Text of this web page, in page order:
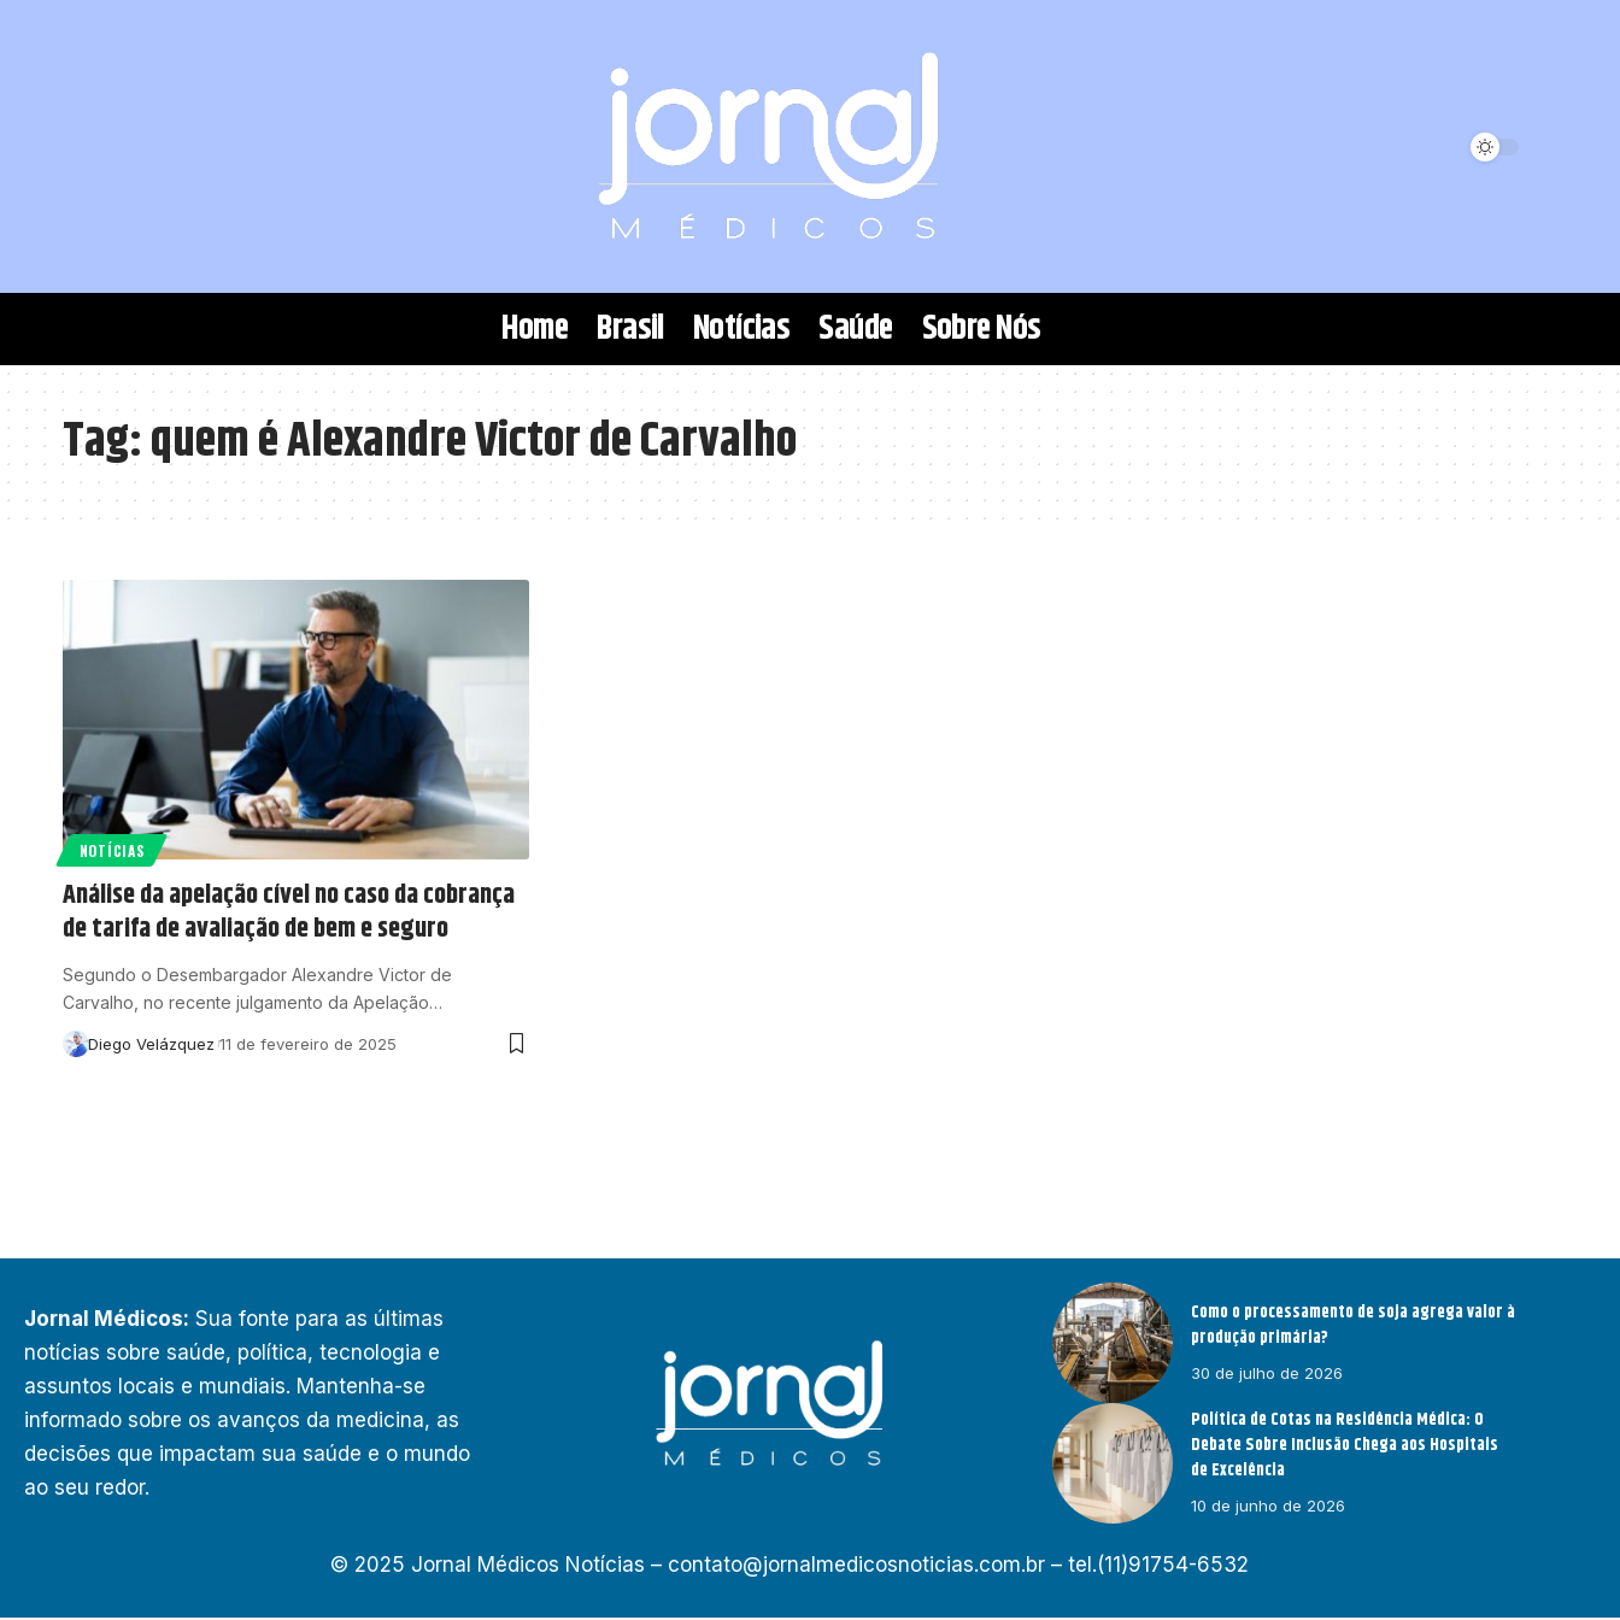
Home Brasil Notícias Saúde Sobre Nós
Tag:quem é Alexandre Victor de Carvalho
NOTÍCIAS
Análise da apelação cível no caso da cobrança
de tarifa de avaliação de bem e seguro
Segundo o Desembargador Alexandre Victor de
Carvalho, no recente julgamento da Apelação…
Diego Velázquez 11 de fevereiro de 2025
Jornal Médicos: Sua fonte para as últimas
notícias sobre saúde, política, tecnologia e
assuntos locais e mundiais. Mantenha-se
informado sobre os avanços da medicina, as
decisões que impactam sua saúde e o mundo
ao seu redor.
Como o processamento de soja agrega valor à
produção primária?
30 de julho de 2026
Política de Cotas na Residência Médica: O
Debate Sobre Inclusão Chega aos Hospitais
de Excelência
10 de junho de 2026
© 2025 Jornal Médicos Notícias – contato@jornalmedicosnoticias.com.br– tel.(11)91754-6532